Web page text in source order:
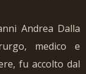
Andrea Dalla
medico e
fu accolto dal